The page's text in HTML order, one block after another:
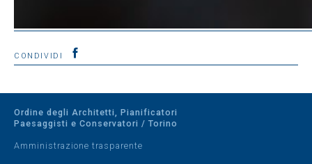
CONDIVIDI
Ordine degli Architetti, Pianificatori
Paesaggisti e Conservatori / Torino
Amministrazione trasparente